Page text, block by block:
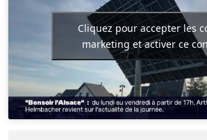
Cliquez pour accepter les
marketing et activer ce